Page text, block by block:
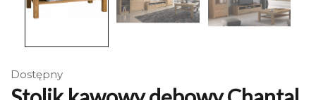
Dostępny